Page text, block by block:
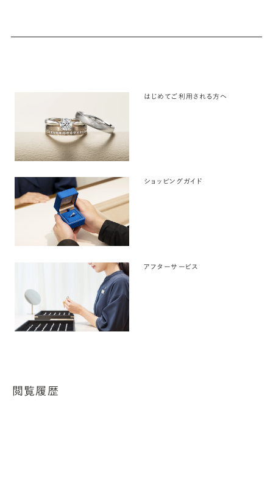
はじめてご利用される方へ
ショッピングガイド
アフターサービス
閲覧履歴